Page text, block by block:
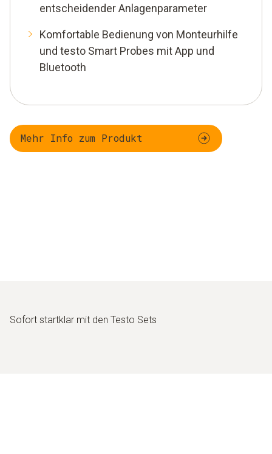
entscheidender Anlagenparameter
Komfortable Bedienung von Monteurhilfe
und testo Smart Probes mit App und
Bluetooth
Mehr Info zum Produkt
Sofort startklar mit den Testo Sets